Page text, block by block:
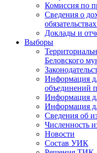
Комиссия по
Сведения о
Доклады и
Выборы
Беловского
Информация
объединений
Информация
Информация
Сведения об
Численность
Новости
Состав УИК